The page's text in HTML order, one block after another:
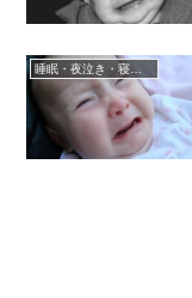
睡眠・夜泣き・寝かしつけ